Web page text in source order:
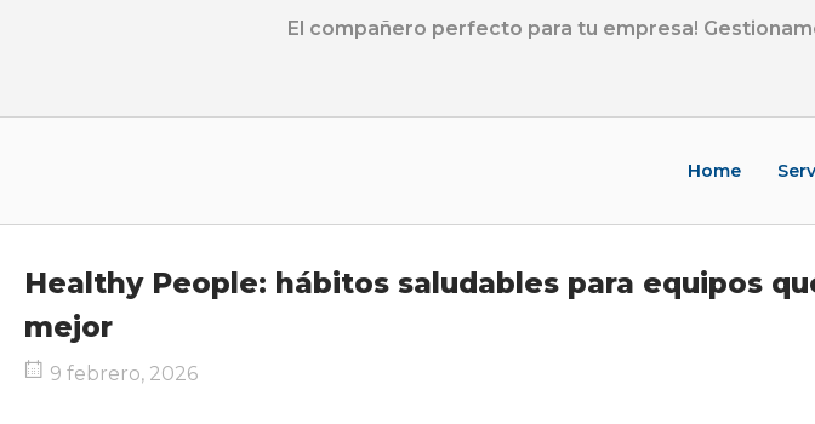
El compañero perfecto para tu empresa!
Home
Healthy People: hábitos saludables para equipos
mejor
9 febrero, 2026